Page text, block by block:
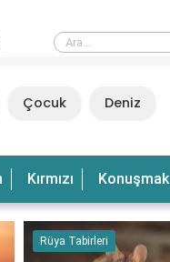
Çocuk Deniz
Kırmızı Konuşmak
Rüya Tabirleri